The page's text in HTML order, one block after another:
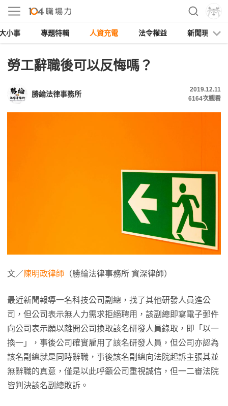
小事 專題特輯 人資充電 法令權益 新聞現場
勞工辭職後可以反悔嗎？
勝綸法律事務所
2019.12.11
6164次觀看
文／ 陳明政律師 （勝綸法律事務所 資深律師）
最近新聞報導一名科技公司副總，找了其他研發人員進公
司，但公司表示無人力需求拒絕聘用，該副總即寫電子郵件
向公司表示願以離開公司換取該名研發人員錄取，即「以一
換一」，事後公司確實雇用了該名研發人員，但公司亦認為
該名副總就是同時辭職，事後該名副總向法院起訴主張其並
無辭職的真意，僅是以此呼籲公司重視誠信，但一二審法院
皆判決該名副總敗訴。